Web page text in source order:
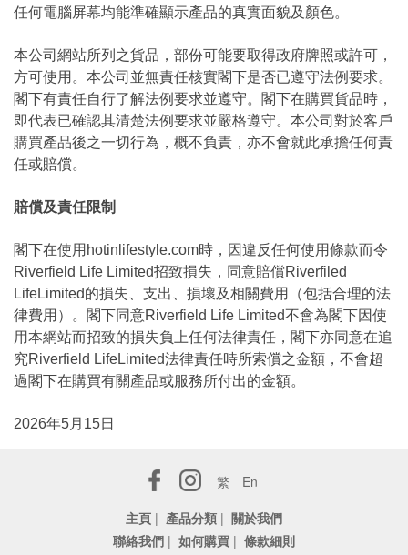
任何電腦屏幕均能準確顯示產品的真實面貌及顏色。
本公司網站所列之貨品，部份可能要取得政府牌照或許可，
方可使用。本公司並無責任核實閣下是否已遵守法例要求。
閣下有責任自行了解法例要求並遵守。閣下在購買貨品時，
即代表已確認其清楚法例要求並嚴格遵守。本公司對於客戶
購買產品後之一切行為，概不負責，亦不會就此承擔任何責
任或賠償。
賠償及責任限制
閣下在使用hotinlifestyle.com時，因違反任何使用條款而令
Riverfield Life Limited招致損失，同意賠償Riverfiled
LifeLimited的損失、支出、損壞及相關費用（包括合理的法
律費用）。閣下同意Riverfield Life Limited不會為閣下因使
用本網站而招致的損失負上任何法律責任，閣下亦同意在追
究Riverfield LifeLimited法律責任時所索償之金額，不會超
過閣下在購買有關產品或服務所付出的金額。
2026年5月15日
繁
En
主頁 | 產品分類 | 關於我們
聯絡我們 | 如何購買 | 條款細則